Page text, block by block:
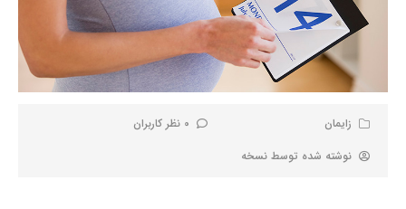
زایمان
0 نظر کاربران
نوشته شده توسط نسخه